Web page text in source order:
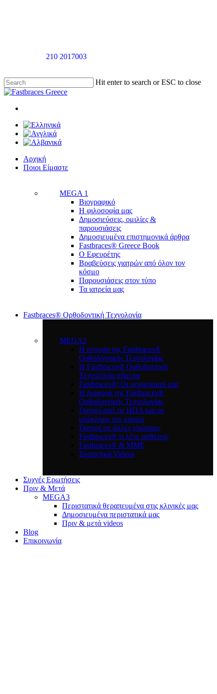
210 2017003
Hit enter to search or ESC to close
Close
Menu
Menu
Αρχική
Ποιοι Είμαστε
MEGA 1
Βιογραφικό
Η φιλοσοφία μας
Δημοσιεύσεις, ομιλίες &
παρουσιάσεις
Δημοσιευμένα επιστημονικά άρθρα
Fastbraces® Greece Book
Ο Εφευρέτης
Bραβεύσεις γιατρών από όλον τον
κόσμο
Παρουσιάσεις στον τύπο
Τα ιατρεία μας
Fastbraces® Ορθοδοντική Τεχνολογία
MEGA2
Η ιστορία της Fastbraces®
Ορθοδοντικής Τεχνολογίας
H Fastbraces® Ορθοδοντική
Τεχνολογία σήμερα
Fastbraces®: Οι μηχανισμοί μας
Η διαφορά της Fastbraces®
Ορθοδοντικής Τεχνολογίας
Γιατροί από τις ΗΠΑ και σε
ολόκληρο τον κόσμο
Γιατροί σε άλλες γλώσσες
Fastbraces® τι λένε ασθενείς
Fastbraces® & ΜΜΕ
Σημαντικά Videos
Συχνές Ερωτήσεις
Πριν & Μετά
MEGA3
Περιστατικά θεραπευμένα στις κλινικές μας
Δημοσιευμένα περιστατικά μας
Πριν & μετά videos
Blog
Επικοινωνία